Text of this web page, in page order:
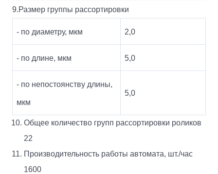
9.Размер группы рассортировки
- по диаметру, мкм 2,0
- по длине, мкм 5,0
- по непостоянству длины,
мкм
5,0
Общее количество групп рассортировки роликов
22
Производительность работы автомата, шт./час
1600